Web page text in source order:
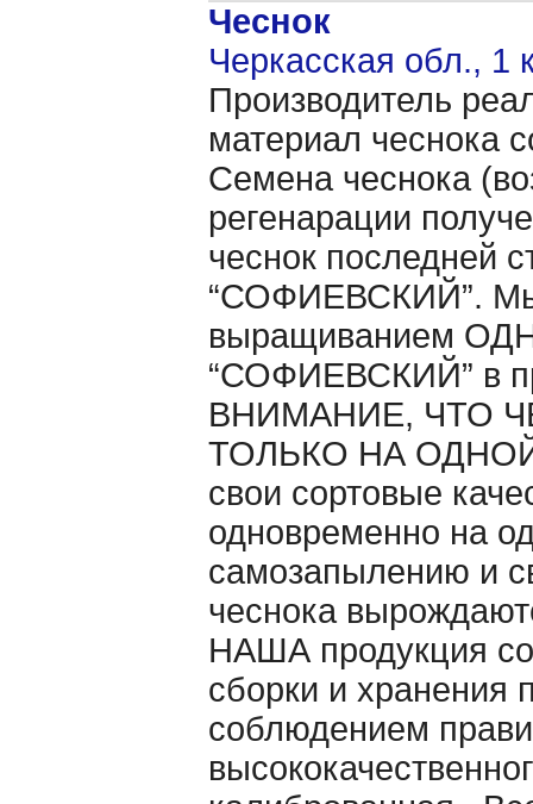
Чеснок
Черкасская обл., 1
Производитель
материал чеснока
Семена чеснока
регенарации
чеснок последней
“СОФИЕВСКИЙ”. Мы
выращиванием
“СОФИЕВСКИЙ” в
ВНИМАНИЕ, ЧТО
ТОЛЬКО НА ОДНОЙ
свои сортовые
одновременно на
самозапылению и
чеснока
НАША продукция
сборки и хранения
cоблюдением